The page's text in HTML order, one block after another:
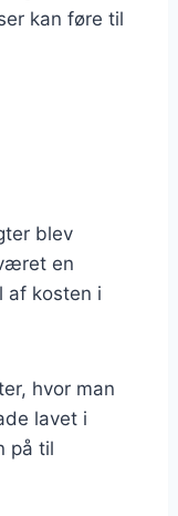
kan føre til
blev
en
af kosten i
hvor man
lavet i
på til